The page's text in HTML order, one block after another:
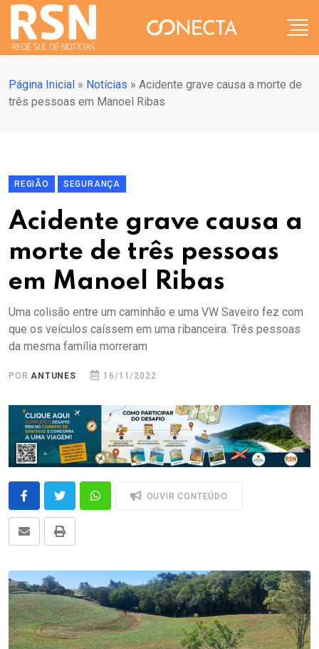
Página Inicial » Notícias » Acidente grave causa a morte de
três pessoas em Manoel Ribas
REGIÃO SEGURANÇA
Acidente grave causa a
morte de três pessoas
em Manoel Ribas
Uma colisão entre um caminhão e uma VW Saveiro fez com
que os veículos caíssem em uma ribanceira. Três pessoas
da mesma família morreram
PORANTUNES 16/11/2022
OUVIR CONTEÚDO